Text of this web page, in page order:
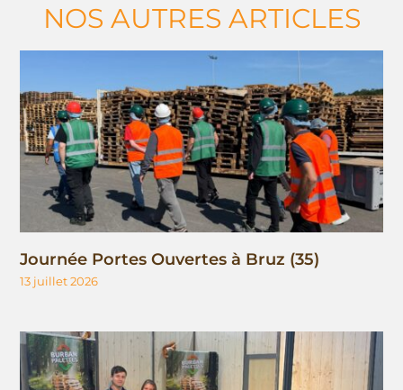
NOS AUTRES ARTICLES
Journée Portes Ouvertes à Bruz (35)
13 juillet 2026